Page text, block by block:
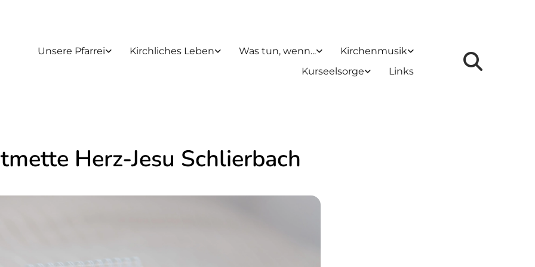
Unsere Pfarrei Kirchliches Leben Was tun, wenn...
Kirchenmusik
Kurseelsorge
Links
Herz-Jesu Schlierbach